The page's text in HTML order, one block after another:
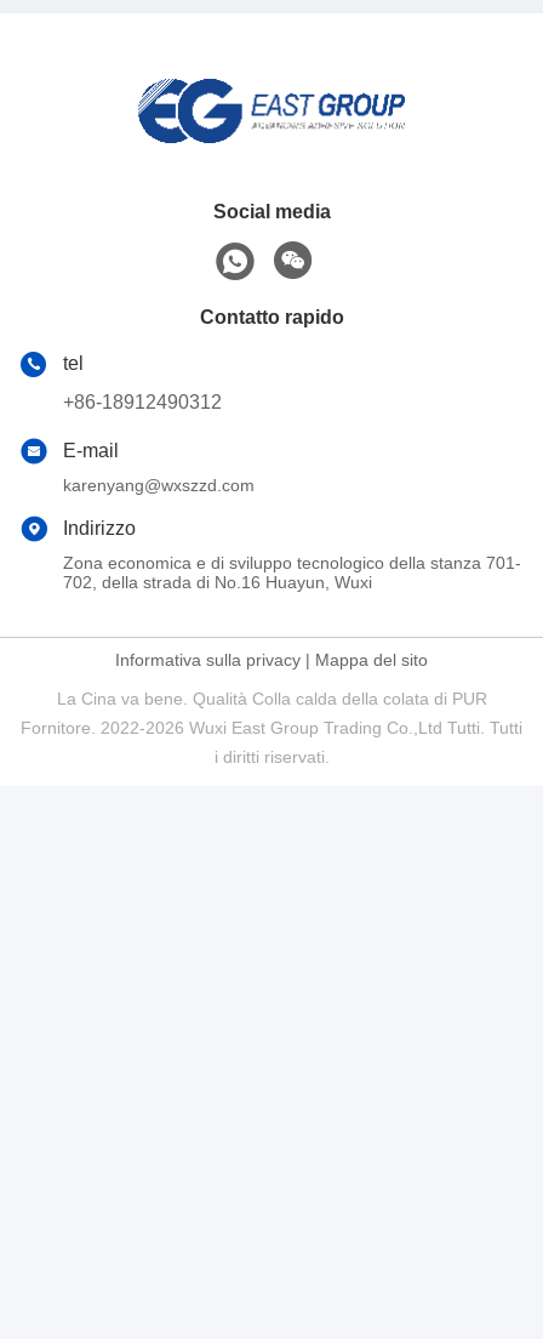
Social media
Contatto rapido
tel
+86-18912490312
E-mail
karenyang@wxszzd.com
Indirizzo
Zona economica e di sviluppo tecnologico della stanza 701-
702, della strada di No.16 Huayun, Wuxi
Informativa sulla privacy | Mappa del sito
La Cina va bene. Qualità Colla calda della colata di PUR
Fornitore. 2022-2026 Wuxi East Group Trading Co.,Ltd Tutti. Tutti
i diritti riservati.